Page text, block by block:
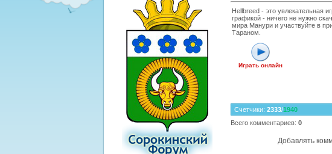
Hellbreed - это увлекательная
графикой - ничего не нужно
мира Манури и участвуйте в
Тараном.
Играть онлайн
Счетчики: 2333/1940
Всего комментариев: 0
Добавлять